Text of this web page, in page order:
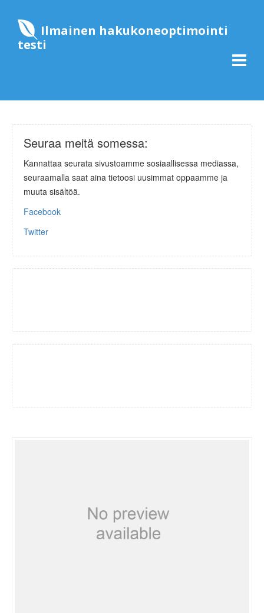
Ilmainen hakukoneoptimointi
testi
Seuraa meitä somessa:
Kannattaa seurata sivustoamme sosiaallisessa mediassa,
seuraamalla saat aina tietoosi uusimmat oppaamme ja
muuta sisältöä.
Facebook
Twitter